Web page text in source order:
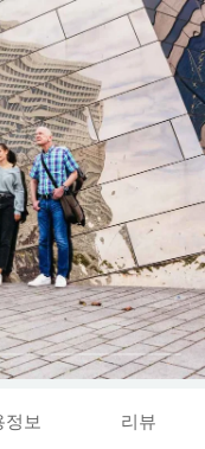
정보 리뷰